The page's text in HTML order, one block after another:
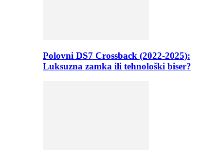
Polovni DS7 Crossback (2022-2025):
Luksuzna zamka ili tehnološki biser?